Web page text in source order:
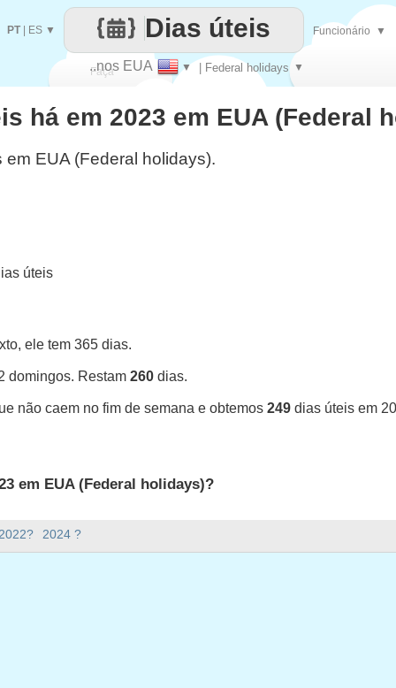
Faça
cada
..nos EUA ▼ | Federal holidays ▼
Dias úteis
PT| ES ▼ Funcionário ▼
2024 ?
há em 2023 em EUA (Federal
EUA (Federal holidays).
úteis
ele tem 365 dias.
domingos. Restam 260 dias.
não caem no fim de semana e obtemos 249 dias úteis em
em EUA (Federal holidays)?